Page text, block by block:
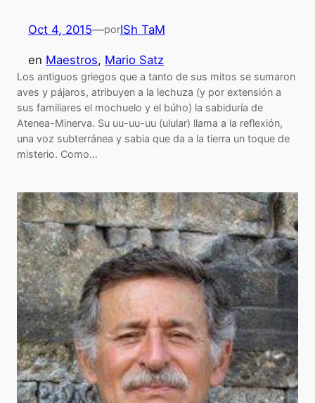
Oct 4, 2015—porISh TaM
en Maestros, Mario Satz
Los antiguos griegos que a tanto de sus mitos se sumaron
aves y pájaros, atribuyen a la lechuza (y por extensión a
sus familiares el mochuelo y el búho) la sabiduría de
Atenea-Minerva. Su uu-uu-uu (ulular) llama a la reflexión,
una voz subterránea y sabia que da a la tierra un toque de
misterio. Como…